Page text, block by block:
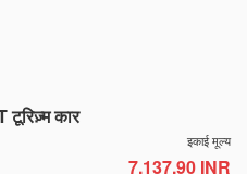
कार
इकाई मूल्य
7,137.90 INR